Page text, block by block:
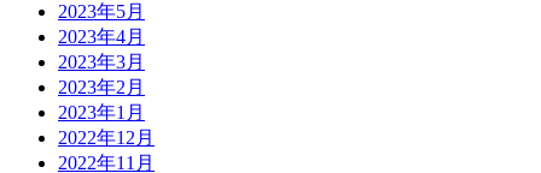
2023年5月
2023年4月
2023年3月
2023年2月
2023年1月
2022年12月
2022年11月